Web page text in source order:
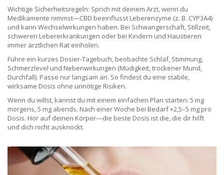
Wichtige Sicherheitsregeln: Sprich mit deinem Arzt, wenn du
Medikamente nimmst—CBD beeinflusst Leberenzyme (z. B. CYP3A4)
und kann Wechselwirkungen haben. Bei Schwangerschaft, Stillzeit,
schweren Lebererkrankungen oder bei Kindern und Haustieren
immer ärztlichen Rat einholen.
Führe ein kurzes Dosier-Tagebuch, beobachte Schlaf, Stimmung,
Schmerzlevel und Nebenwirkungen (Müdigkeit, trockener Mund,
Durchfall). Passe nur langsam an. So findest du eine stabile,
wirksame Dosis ohne unnötige Risiken.
Wenn du willst, kannst du mit einem einfachen Plan starten: 5 mg
morgens, 5 mg abends. Nach einer Woche bei Bedarf +2,5–5 mg pro
Dosis. Hör auf deinen Körper—die beste Dosis ist die, die dir hilft
und dich nicht ausknockt.